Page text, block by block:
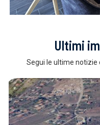
Ultimi
Segui le ultime notizie